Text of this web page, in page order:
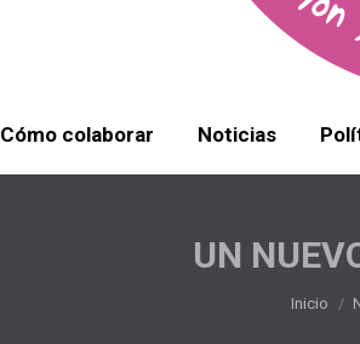
Cómo colaborar Noticias
UN
Estás
Inicio